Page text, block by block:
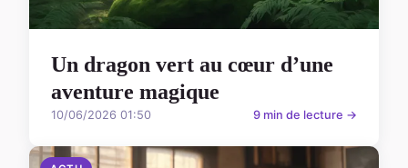
Un dragon vert au cœur d’une
aventure magique
10/06/2026 01:50 9 min de lecture →